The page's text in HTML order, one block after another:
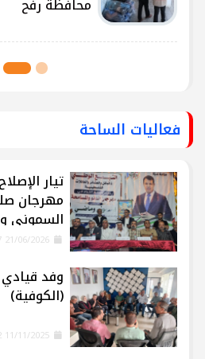
محافظة رفح
فعاليات الساحة
تيار
مهرجان
السموني
وفد
(الكوفية)